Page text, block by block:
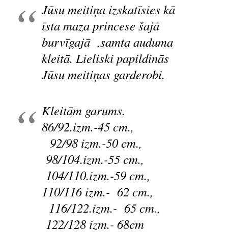
Jūsu meitiņa izskatīsies kā
īsta maza princese šajā
burvīgajā ,samta auduma
kleitā. Lieliski papildinās
Jūsu meitiņas garderobi.
Kleitām garums.
86/92.izm.-45 cm.,
92/98 izm.-50 cm.,
98/104.izm.-55 cm.,
104/110.izm.-59 cm.,
110/116 izm.- 62 cm.,
116/122.izm.- 65 cm.,
122/128 izm.- 68cm